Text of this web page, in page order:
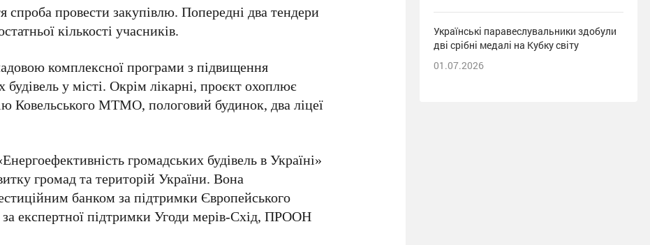
спроба провести закупівлю. Попередні два тендери
кількості учасників.
комплексної програми з підвищення
у місті. Окрім лікарні, проєкт охоплює
Ковельського МТМО, пологовий будинок, два ліцеї
громадських будівель в Україні»
громад та територій України. Вона
банком за підтримки Європейського
експертної підтримки Угоди мерів-Схід, ПРООН
Українські паравеслувальники здобули
дві срібні медалі на Кубку світу
01.07.2026